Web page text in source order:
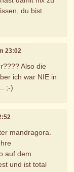
du bist
23:02
Also die
ich war NIE in
;-)
mandragora.
auf dem
und ist total